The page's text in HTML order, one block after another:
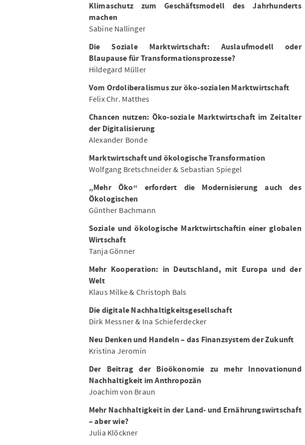
Klimaschutz zum Geschäftsmodell des Jahrhunderts
machen
Sabine Nallinger
Die Soziale Marktwirtschaft: Auslaufmodell oder
Blaupause für Transformationsprozesse?
Hildegard Müller
Vom Ordoliberalismus zur öko-sozialen Marktwirtschaft
Felix Chr. Matthes
Chancen nutzen: Öko-soziale Marktwirtschaft im Zeitalter
der Digitalisierung
Alexander Bonde
Marktwirtschaft und ökologische Transformation
Wolfgang Bretschneider & Sebastian Spiegel
„Mehr Öko“ erfordert die Modernisierung auch des
Ökologischen
Günther Bachmann
Soziale und ökologische Marktwirtschaftin einer globalen
Wirtschaft
Tanja Gönner
Mehr Kooperation: in Deutschland, mit Europa und der
Welt
Klaus Milke & Christoph Bals
Die digitale Nachhaltigkeitsgesellschaft
Dirk Messner & Ina Schieferdecker
Neu Denken und Handeln – das Finanzsystem der Zukunft
Kristina Jeromin
Der Beitrag der Bioökonomie zu mehr Innovationund
Nachhaltigkeit im Anthropozän
Joachim von Braun
Mehr Nachhaltigkeit in der Land- und Ernährungswirtschaft
– aber wie?
Julia Klöckner